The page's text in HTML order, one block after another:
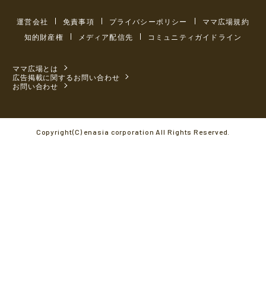
運営会社 免責事項 プライバシーポリシー
ママ広場規約
知的財産権
メディア配信先 コミュニティガイドライン
ママ広場とは
広告掲載に関するお問い合わせ
お問い合わせ
Copyright(C) enasia corporation All Rights Reserved.